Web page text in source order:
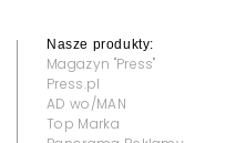
Nasze produkty:
Magazyn "Press"
Press.pl
AD wo/MAN
Top Marka